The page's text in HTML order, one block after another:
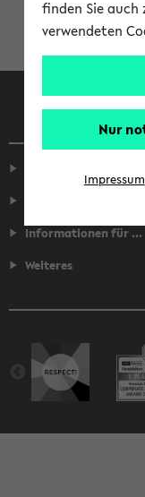
Informationen für ...
Weiteres
finden Sie
verwendeten
Nur
Impressum